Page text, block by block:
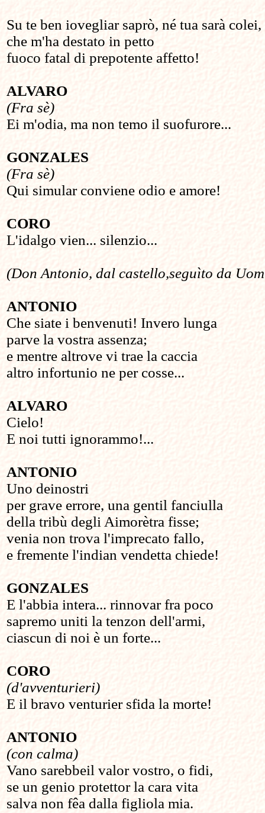
Su te ben iovegliar saprò, né tua sarà colei,
che m'ha destato in petto
fuoco fatal di prepotente affetto!
ALVARO
(Fra sè)
Ei m'odia, ma non temo il suofurore...
GONZALES
(Fra sè)
Qui simular conviene odio e amore!
CORO
L'idalgo vien... silenzio...
(Don Antonio, dal castello,seguìto da
ANTONIO
Che siate i benvenuti! Invero lunga
parve la vostra assenza;
e mentre altrove vi trae la caccia
altro infortunio ne per cosse...
ALVARO
Cielo!
E noi tutti ignorammo!...
ANTONIO
Uno deinostri
per grave errore, una gentil fanciulla
della tribù degli Aimorètra fisse;
venia non trova l'imprecato fallo,
e fremente l'indian vendetta chiede!
GONZALES
E l'abbia intera... rinnovar fra poco
sapremo uniti la tenzon dell'armi,
ciascun di noi è un forte...
CORO
(d'avventurieri)
E il bravo venturier sfida la morte!
ANTONIO
(con calma)
Vano sarebbeil valor vostro, o fidi,
se un genio protettor la cara vita
salva non fêa dalla figliola mia.